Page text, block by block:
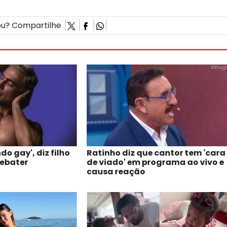
Compartilhe
gay', diz filho
Ratinho diz que cantor tem 'cara
de viado' em programa ao vivo e
causa reação